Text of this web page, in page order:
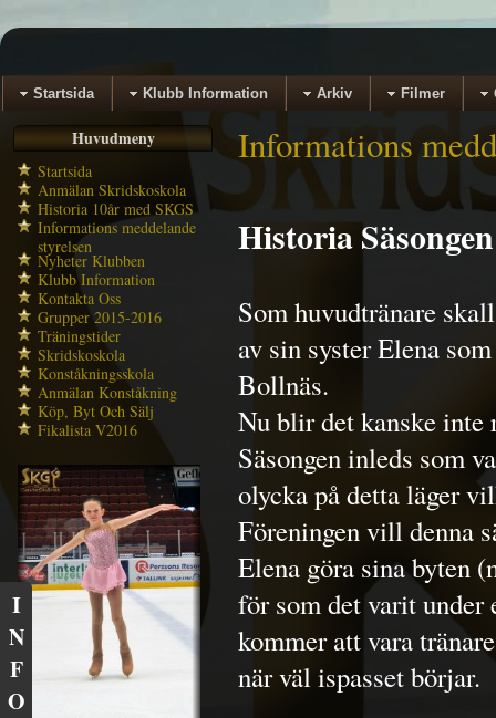
Startsida Klubb Information Arkiv Filmer
Huvudmeny
Startsida
Anmälan Skridskoskola
Historia 10år med SKGS
Informations meddelande
styrelsen
Nyheter Klubben
Klubb Information
Kontakta Oss
Grupper 2015-2016
Träningstider
Skridskoskola
Konståkningsskola
Anmälan Konståkning
Köp, Byt Och Sälj
Fikalista V2016
Informations
Historia
Som huvudtränare
av sin syster Elena
Bollnäs.
Nu blir det kanske
Säsongen inleds som
olycka på detta läger
Föreningen vill denna
Elena göra sina byten
för som det varit under
kommer att vara
när väl ispasset börjar.
I
N
F
O